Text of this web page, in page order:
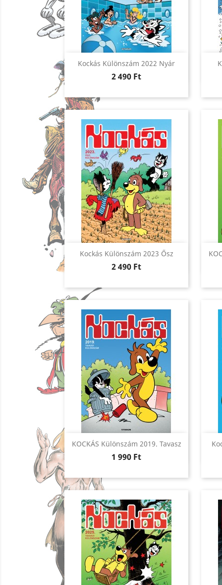
Kockás Különszám 2022 Nyár
Ár
2 490 Ft
Előnézet
Kockás Különszám 2023 Ősz
Ár
2 490 Ft
Előnézet
KOCKÁS Különszám 2019. Tavasz
Ár
1 990 Ft
Előnézet